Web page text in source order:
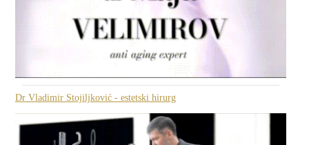
Dr Vladimir Stojiljković - estetski hirurg